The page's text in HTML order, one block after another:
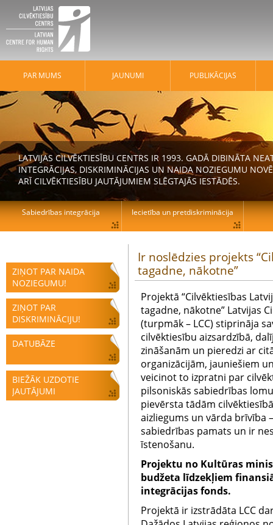
ZIŅOT PAR NAIDA
NOZIEGUMU!
ZIŅOT PAR
DISKRIMINĀCIJU!
DATUBĀZE
BIEŽĀK UZDOTIE
JAUTĀJUMI
Ir noslēdzies projekts
tagadne, nākotne”
Projektā “Cilvēktiesības
tagadne, nākotne” Latvijas
(turpmāk – LCC) stiprināja
cilvēktiesību aizsardzībā,
zināšanām un pieredzi ar
organizācijām, jauniešiem
veicinot to izpratni par
pilsoniskās sabiedrības
pievērsta tādām
aizliegums un vārda brīvība
sabiedrības pamats un ir
īstenošanu.
Projektu no Kultūras
budžeta līdzekļiem
integrācijas fonds.
Projektā ir izstrādāta LCC
PAR MUMS JAUNUMI PUBLIKĀCIJAS
LATVIJAS CILVĒKTIESĪBU CENTRS IR 1993. GADĀ DIBINĀTA
INTEGRĀCIJAS, DISKRIMINĀCIJAS UN NAIDA NOZIEGUMU
ARĪ CILVĒKTIESĪBU JAUTĀJUMIEM SLĒGTAJĀS IESTĀDĒS.
Sabiedrības integrācija Iecietība un pretdiskriminācija